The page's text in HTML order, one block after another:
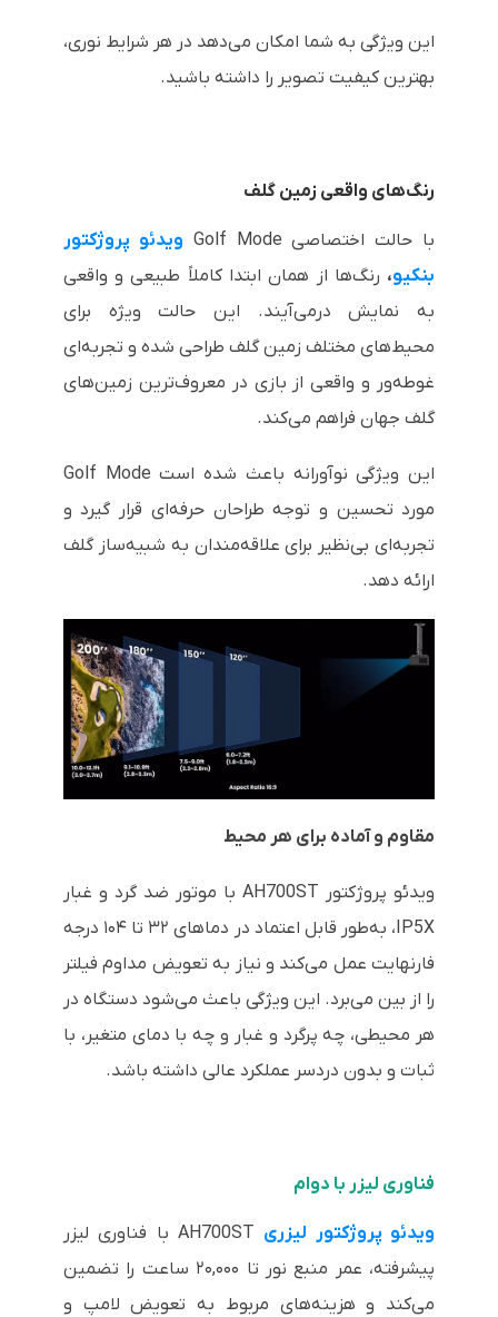
این ویژگی به شما امکان می‌دهد در هر شرایط نوری،
بهترین کیفیت تصویر را داشته باشید.
رنگ‌های واقعی زمین گلف
با حالت اختصاصی Golf Mode
ویدئو پروژکتور
بنکیو، رنگ‌ها از همان ابتدا کاملاً طبیعی و واقعی
به نمایش درمی‌آیند. این حالت ویژه برای
محیط‌های مختلف زمین گلف طراحی شده و تجربه‌ای
غوطه‌ور و واقعی از بازی در معروف‌ترین زمین‌های
گلف جهان فراهم می‌کند.
این ویژگی نوآورانه باعث شده است Golf Mode
مورد تحسین و توجه طراحان حرفه‌ای قرار گیرد و
تجربه‌ای بی‌نظیر برای علاقه‌مندان به شبیه‌ساز گلف
ارائه دهد.
مقاوم و آماده برای هر محیط
ویدئو پروژکتور AH700ST با موتور ضد گرد و غبار
IP5X، به‌طور قابل اعتماد در دماهای ۳۲ تا ۱۰۴ درجه
فارنهایت عمل می‌کند و نیاز به تعویض مداوم فیلتر
را از بین می‌برد. این ویژگی باعث می‌شود دستگاه در
هر محیطی، چه پرگرد و غبار و چه با دمای متغیر، با
ثبات و بدون دردسر عملکرد عالی داشته باشد.
فناوری لیزر با دوام
ویدئو پروژکتور لیزری
AH700ST با فناوری لیزر
پیشرفته، عمر منبع نور تا ۲۰,۰۰۰ ساعت را تضمین
می‌کند و هزینه‌های مربوط به تعویض لامپ و